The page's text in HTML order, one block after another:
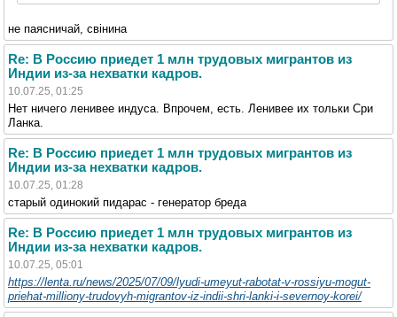
не паясничай, свiнина
Re: В Россию приедет 1 млн трудовых мигрантов из
Индии из-за нехватки кадров.
10.07.25, 01:25
Нет ничего ленивее индуса. Впрочем, есть. Ленивее их тольки Сри
Ланка.
Re: В Россию приедет 1 млн трудовых мигрантов из
Индии из-за нехватки кадров.
10.07.25, 01:28
старый одинокий пидарас - генератор бреда
Re: В Россию приедет 1 млн трудовых мигрантов из
Индии из-за нехватки кадров.
10.07.25, 05:01
https://lenta.ru/news/2025/07/09/lyudi-umeyut-rabotat-v-rossiyu-mogut-
priehat-milliony-trudovyh-migrantov-iz-indii-shri-lanki-i-severnoy-korei/